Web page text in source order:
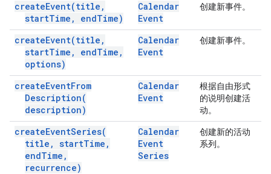
createEvent(title ,
startTime , endTime)
Calendar
Event
创建新事件。
createEvent(title ,
startTime , endTime ,
options)
Calendar
Event
创建新事件。
createEventFrom
Description(
description)
Calendar
Event
根据自由形式
的说明创建活
动。
createEventSeries(
title , startTime ,
endTime ,
recurrence)
Calendar
Event
Series
创建新的活动
系列。